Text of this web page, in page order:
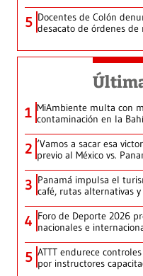
5 Docentes de Colón
desacato de órdenes de
1 MiAmbiente multa con
contaminación en la
2 ‘Vamos a sacar esa
previo al México vs.
3 Panamá impulsa el
café, rutas alternativas
4 Foro de Deporte 2026
nacionales e
5 ATTT endurece
por instructores